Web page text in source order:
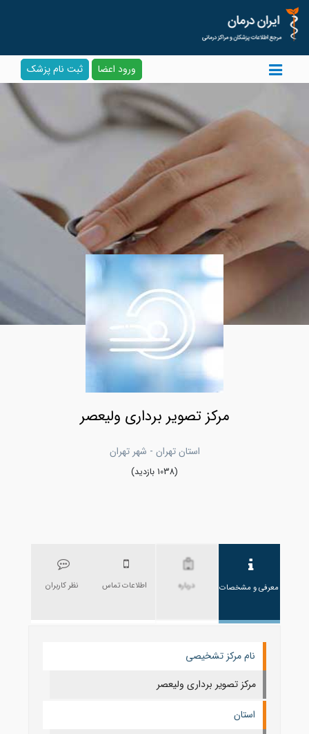
ورود اعضا ثبت نام پزشک
مرکز تصویر برداری ولیعصر
استان تهران - شهر تهران
(1038 بازدید)
معرفی و مشخصات درباره اطلاعات تماس نظر کاربران
نام مرکز تشخیصی
مرکز تصویر برداری ولیعصر
استان